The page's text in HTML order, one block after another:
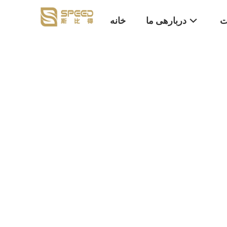
خانه دربارهی ما